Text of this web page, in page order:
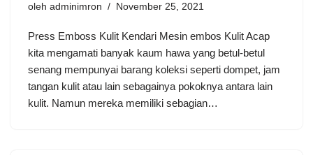
oleh adminimron November 25, 2021
Press Emboss Kulit Kendari Mesin embos Kulit Acap
kita mengamati banyak kaum hawa yang betul-betul
senang mempunyai barang koleksi seperti dompet, jam
tangan kulit atau lain sebagainya pokoknya antara lain
kulit. Namun mereka memiliki sebagian…